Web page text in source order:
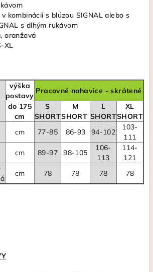
kombinácii s blúzou SIGNAL alebo s
s dlhým rukávom
oranžová
XL
výška
postavy
Pracovné nohavice - skrátené
do 175
cm
S
SHORT
M
SHORT
L
SHORT
XL
SHORT
cm 77-85 86-93 94-102
103-
111
cm 89-97 98-105
106-
113
114-
121
cm 78 78 78 78